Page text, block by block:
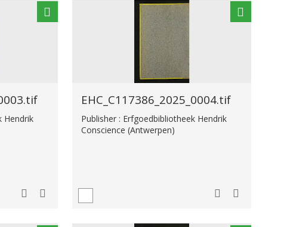
Hendrik
EHC_C117386_2025_0004.tif
Publisher : Erfgoedbibliotheek Hendrik
Conscience (Antwerpen)